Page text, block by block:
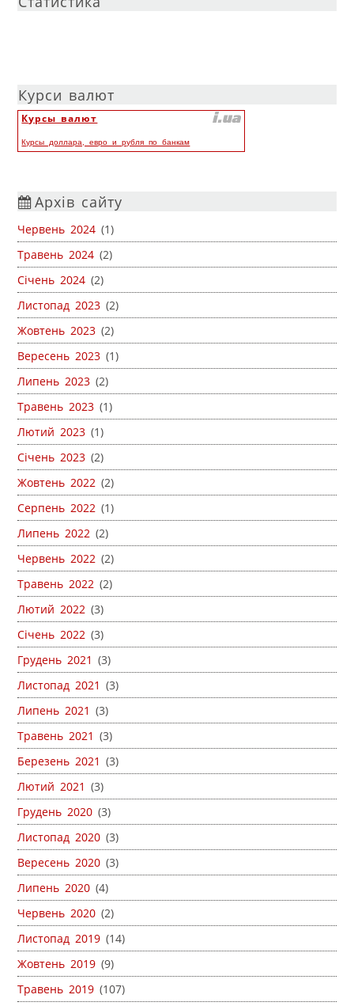
Курси валют
Курсы валют
Курсы доллара, евро и рубля по банкам
Архів сайту
Червень 2024 (1)
Травень 2024 (2)
Січень 2024 (2)
Листопад 2023 (2)
Жовтень 2023 (2)
Вересень 2023 (1)
Липень 2023 (2)
Травень 2023 (1)
Лютий 2023 (1)
Січень 2023 (2)
Жовтень 2022 (2)
Серпень 2022 (1)
Липень 2022 (2)
Червень 2022 (2)
Травень 2022 (2)
Лютий 2022 (3)
Січень 2022 (3)
Грудень 2021 (3)
Листопад 2021 (3)
Липень 2021 (3)
Травень 2021 (3)
Березень 2021 (3)
Лютий 2021 (3)
Грудень 2020 (3)
Листопад 2020 (3)
Вересень 2020 (3)
Липень 2020 (4)
Червень 2020 (2)
Листопад 2019 (14)
Жовтень 2019 (9)
Травень 2019 (107)